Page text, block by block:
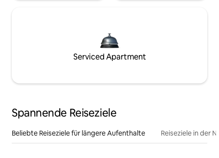
Serviced Apartment
Spannende Reiseziele
Beliebte Reiseziele für längere Aufenthalte Reiseziele in der